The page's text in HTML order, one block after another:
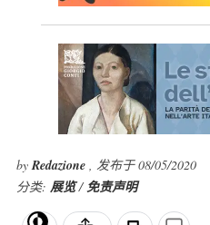
byRedazione , 发布于 08/05/2020
分类: 展览/免责声明